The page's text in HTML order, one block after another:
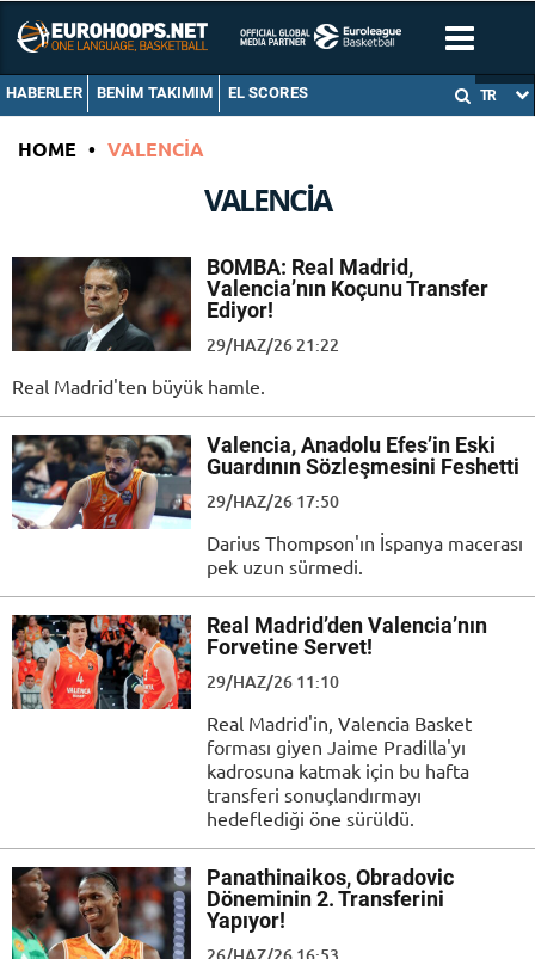
HABERLER BENIM TAKIMIM EL SCORES TR
HOME • VALENCIA
VALENCIA
BOMBA: Real Madrid,
Valencia’nın Koçunu Transfer
Ediyor!
29/HAZ/26 21:22
Real Madrid'ten büyük hamle.
Valencia, Anadolu Efes’in Eski
Guardının Sözleşmesini Feshetti
29/HAZ/26 17:50
Darius Thompson'ın İspanya macerası
pek uzun sürmedi.
Real Madrid’den Valencia’nın
Forvetine Servet!
29/HAZ/26 11:10
Real Madrid'in, Valencia Basket
forması giyen Jaime Pradilla'yı
kadrosuna katmak için bu hafta
transferi sonuçlandırmayı
hedeflediği öne sürüldü.
Panathinaikos, Obradovic
Döneminin 2. Transferini
Yapıyor!